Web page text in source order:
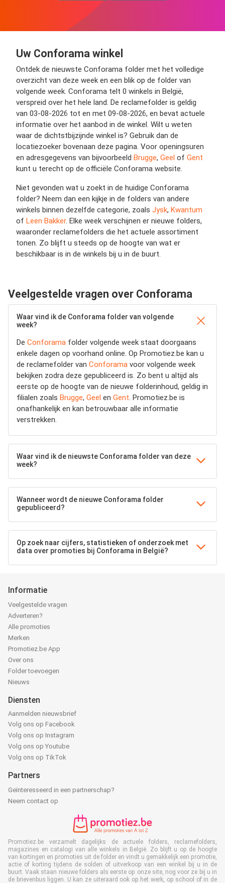
Uw Conforama winkel
Ontdek de nieuwste Conforama folder met het volledige
overzicht van deze week en een blik op de folder van
volgende week. Conforama telt 0 winkels in België,
verspreid over het hele land. De reclamefolder is geldig
van 03-08-2026 tot en met 09-08-2026, en bevat actuele
informatie over het aanbod in de winkel. Wilt u weten
waar de dichtstbijzijnde winkel is? Gebruik dan de
locatiezoeker bovenaan deze pagina. Voor openingsuren
en adresgegevens van bijvoorbeeld Brugge, Geel of Gent
kunt u terecht op de officiële Conforama website.
Niet gevonden wat u zoekt in de huidige Conforama
folder? Neem dan een kijkje in de folders van andere
winkels binnen dezelfde categorie, zoals Jysk, Kwantum
of Leen Bakker. Elke week verschijnen er nieuwe folders,
waaronder reclamefolders die het actuele assortiment
tonen. Zo blijft u steeds op de hoogte van wat er
beschikbaar is in de winkels bij u in de buurt.
Veelgestelde vragen over Conforama
Waar vind ik de Conforama folder van volgende
week?
De Conforama folder volgende week staat doorgaans
enkele dagen op voorhand online. Op Promotiez.be kan u
de reclamefolder van Conforama voor volgende week
bekijken zodra deze gepubliceerd is. Zo bent u altijd als
eerste op de hoogte van de nieuwe folderinhoud, geldig in
filialen zoals Brugge, Geel en Gent. Promotiez.be is
onafhankelijk en kan betrouwbaar alle informatie
verstrekken.
Waar vind ik de nieuwste Conforama folder van deze
week?
Wanneer wordt de nieuwe Conforama folder
gepubliceerd?
Op zoek naar cijfers, statistieken of onderzoek met
data over promoties bij Conforama in België?
Informatie
Veelgestelde vragen
Adverteren?
Alle promoties
Merken
Promotiez.be App
Over ons
Folder toevoegen
Nieuws
Diensten
Aanmelden nieuwsbrief
Volg ons op Facebook
Volg ons op Instagram
Volg ons op Youtube
Volg ons op TikTok
Partners
Geïnteresseerd in een partnerschap?
Neem contact op
Promotiez.be verzamelt dagelijks de actuele folders, reclamefolders,
magazines en catalogi van alle winkels in België. Zo blijft u op de hoogte
van kortingen en promoties uit de folder en vindt u gemakkelijk een promotie,
actie of korting tijdens de solden of uitverkoop van een winkel bij u in de
buurt. Vaak staan nieuwe folders als eerste op onze site, nog voor ze bij u in
de brievenbus liggen. U kan ze uiteraard ook op het werk, op school of in de